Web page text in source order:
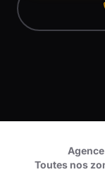
Toutes nos